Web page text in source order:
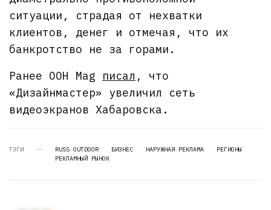
ситуации, страдая от нехватки
клиентов, денег и отмечая, что их
банкротство не за горами.
Ранее OOH Mag писал , что
«Дизайнмастер» увеличил сеть
видеоэкранов Хабаровска.
ТЭГИ RUSS OUTDOOR БИЗНЕС НАРУЖНАЯ РЕКЛАМА
РЕГИОНЫ
РЕКЛАМНЫЙ РЫНОК